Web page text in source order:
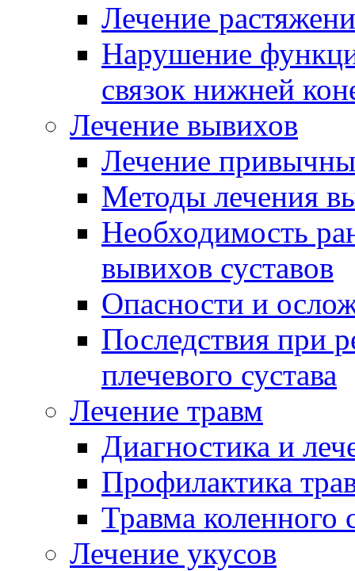
Лечение
Нарушение
связок нижней
Лечение вывихов
Лечение
Методы лечения
Необходимость
вывихов суставов
Опасности и
Последствия при
плечевого сустава
Лечение травм
Диагностика и
Профилактика
Травма коленного
Лечение укусов